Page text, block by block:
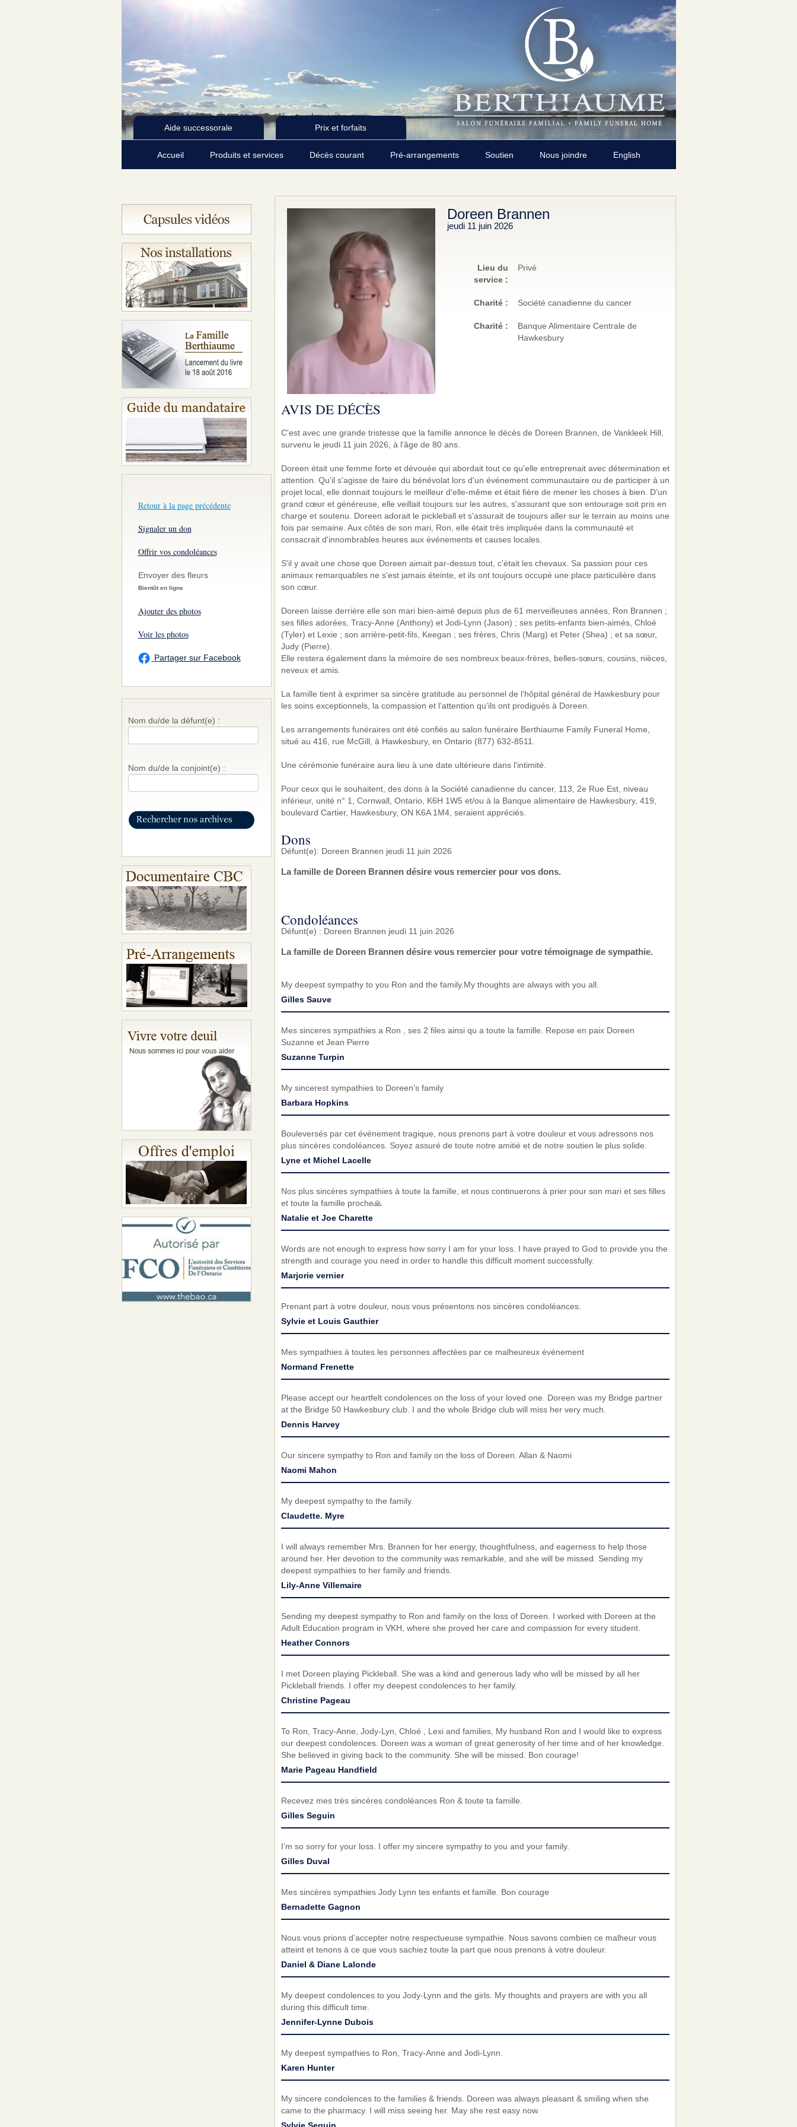
Aide successorale Prix et forfaits
Accueil Produits et services Décès courant Pré-arrangements Soutien Nous joindre English
Retour à la page précédente
Signaler un don
Offrir vos condoléances
Envoyer des fleurs
Bientôt en ligne
Ajouter des photos
Voir les photos
Partager sur Facebook
Nom du/de la défunt(e) :
Nom du/de la conjoint(e) :
Doreen Brannen
jeudi 11 juin 2026
Lieu du
service :
Privé
Charité: Société canadienne du cancer
Charité:
Banque Alimentaire Centrale de
Hawkesbury
AVIS DE DÉCÈS
C'est avec une grande tristesse que la famille annonce le décès de Doreen Brannen, de Vankleek Hill,
survenu le jeudi 11 juin 2026, à l'âge de 80 ans.
Doreen était une femme forte et dévouée qui abordait tout ce qu'elle entreprenait avec détermination et
attention. Qu'il s'agisse de faire du bénévolat lors d'un événement communautaire ou de participer à un
projet local, elle donnait toujours le meilleur d'elle-même et était fière de mener les choses à bien. D'un
grand cœur et généreuse, elle veillait toujours sur les autres, s'assurant que son entourage soit pris en
charge et soutenu. Doreen adorait le pickleball et s'assurait de toujours aller sur le terrain au moins une
fois par semaine. Aux côtés de son mari, Ron, elle était très impliquée dans la communauté et
consacrait d'innombrables heures aux événements et causes locales.
S'il y avait une chose que Doreen aimait par-dessus tout, c'était les chevaux. Sa passion pour ces
animaux remarquables ne s'est jamais éteinte, et ils ont toujours occupé une place particulière dans
son cœur.
Doreen laisse derrière elle son mari bien-aimé depuis plus de 61 merveilleuses années, Ron Brannen ;
ses filles adorées, Tracy-Anne (Anthony) et Jodi-Lynn (Jason) ; ses petits-enfants bien-aimés, Chloé
(Tyler) et Lexie ; son arrière-petit-fils, Keegan ; ses frères, Chris (Marg) et Peter (Shea) ; et sa sœur,
Judy (Pierre).
Elle restera également dans la mémoire de ses nombreux beaux-frères, belles-sœurs, cousins, nièces,
neveux et amis.
La famille tient à exprimer sa sincère gratitude au personnel de l’hôpital général de Hawkesbury pour
les soins exceptionnels, la compassion et l’attention qu’ils ont prodigués à Doreen.
Les arrangements funéraires ont été confiés au salon funéraire Berthiaume Family Funeral Home,
situé au 416, rue McGill, à Hawkesbury, en Ontario (877) 632-8511.
Une cérémonie funéraire aura lieu à une date ultérieure dans l'intimité.
Pour ceux qui le souhaitent, des dons à la Société canadienne du cancer, 113, 2e Rue Est, niveau
inférieur, unité n° 1, Cornwall, Ontario, K6H 1W5 et/ou à la Banque alimentaire de Hawkesbury, 419,
boulevard Cartier, Hawkesbury, ON K6A 1M4, seraient appréciés.
Dons
Défunt(e): Doreen Brannen jeudi 11 juin 2026
La famille de Doreen Brannen désire vous remercier pour vos dons.
Condoléances
Défunt(e) : Doreen Brannen jeudi 11 juin 2026
La famille de Doreen Brannen désire vous remercier pour votre témoignage de sympathie.
My deepest sympathy to you Ron and the family.My thoughts are always with you all.
Gilles Sauve
Mes sinceres sympathies a Ron , ses 2 files ainsi qu a toute la famille. Repose en paix Doreen
Suzanne et Jean Pierre
Suzanne Turpin
My sincerest sympathies to Doreen's family
Barbara Hopkins
Bouleversés par cet événement tragique, nous prenons part à votre douleur et vous adressons nos
plus sincères condoléances. Soyez assuré de toute notre amitié et de notre soutien le plus solide.
Lyne et Michel Lacelle
Nos plus sincères sympathies à toute la famille, et nous continuerons à prier pour son mari et ses filles
et toute la famille proche🙏
Natalie et Joe Charette
Words are not enough to express how sorry I am for your loss. I have prayed to God to provide you the
strength and courage you need in order to handle this difficult moment successfully.
Marjorie vernier
Prenant part à votre douleur, nous vous présentons nos sincères condoléances.
Sylvie et Louis Gauthier
Mes sympathies à toutes les personnes affectées par ce malheureux événement
Normand Frenette
Please accept our heartfelt condolences on the loss of your loved one. Doreen was my Bridge partner
at the Bridge 50 Hawkesbury club. I and the whole Bridge club will miss her very much.
Dennis Harvey
Our sincere sympathy to Ron and family on the loss of Doreen. Allan & Naomi
Naomi Mahon
My deepest sympathy to the family.
Claudette. Myre
I will always remember Mrs. Brannen for her energy, thoughtfulness, and eagerness to help those
around her. Her devotion to the community was remarkable, and she will be missed. Sending my
deepest sympathies to her family and friends.
Lily-Anne Villemaire
Sending my deepest sympathy to Ron and family on the loss of Doreen. I worked with Doreen at the
Adult Education program in VKH, where she proved her care and compassion for every student.
Heather Connors
I met Doreen playing Pickleball. She was a kind and generous lady who will be missed by all her
Pickleball friends. I offer my deepest condolences to her family.
Christine Pageau
To Ron, Tracy-Anne, Jody-Lyn, Chloé , Lexi and families, My husband Ron and I would like to express
our deepest condolences. Doreen was a woman of great generosity of her time and of her knowledge.
She believed in giving back to the community. She will be missed. Bon courage!
Marie Pageau Handfield
Recevez mes très sincères condoléances Ron & toute ta famille.
Gilles Seguin
I’m so sorry for your loss. I offer my sincere sympathy to you and your family.
Gilles Duval
Mes sincères sympathies Jody Lynn tes enfants et famille. Bon courage
Bernadette Gagnon
Nous vous prions d’accepter notre respectueuse sympathie. Nous savons combien ce malheur vous
atteint et tenons à ce que vous sachiez toute la part que nous prenons à votre douleur.
Daniel & Diane Lalonde
My deepest condolences to you Jody-Lynn and the girls. My thoughts and prayers are with you all
during this difficult time.
Jennifer-Lynne Dubois
My deepest sympathies to Ron, Tracy-Anne and Jodi-Lynn.
Karen Hunter
My sincere condolences to the families & friends. Doreen was always pleasant & smiling when she
came to the pharmacy. I will miss seeing her. May she rest easy now.
Sylvie Seguin